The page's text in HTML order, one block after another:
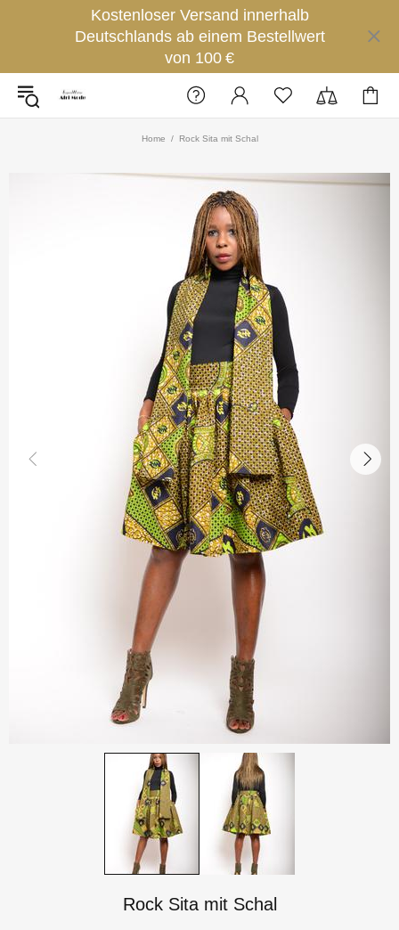
Kostenloser Versand innerhalb
Deutschlands ab einem Bestellwert
von 100 €
Home Rock Sita mit Schal
Rock Sita mit Schal